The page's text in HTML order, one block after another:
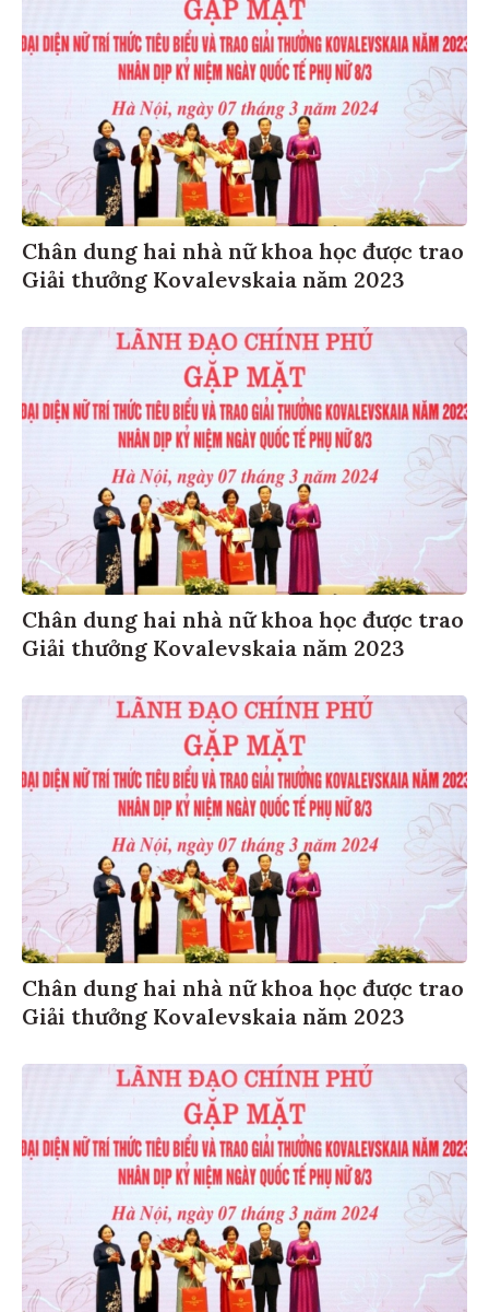
Chân dung hai nhà nữ khoa học được trao
Giải thưởng Kovalevskaia năm 2023
Chân dung hai nhà nữ khoa học được trao
Giải thưởng Kovalevskaia năm 2023
Chân dung hai nhà nữ khoa học được trao
Giải thưởng Kovalevskaia năm 2023